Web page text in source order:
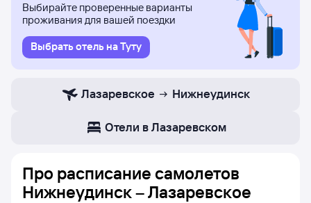
Выбирайте проверенные варианты
проживания для вашей поездки
Выбрать отель на Туту
Лазаревское Нижнеудинск
Отели в Лазаревском
Про расписание самолетов
Нижнеудинск – Лазаревское